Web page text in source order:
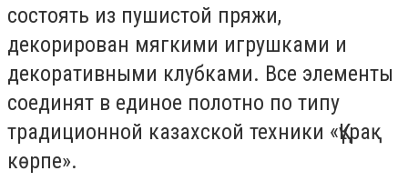
состоять из пушистой пряжи,
декорирован мягкими игрушками и
декоративными клубками. Все элементы
соединят в единое полотно по типу
традиционной казахской техники «Құрақ
көрпе».